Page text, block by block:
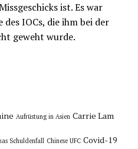
ist. Es war
des IOCs, die ihm bei der
geweht wurde.
Aufrüstung in Asien Carrie Lam
Schuldenfall Chinese UFC Covid-19